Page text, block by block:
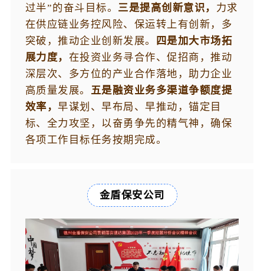
过半”的奋斗目标。 三是提高创新意识， 力求
在供应链业务控风险、保运转上有创新，多
突破，推动企业创新发展。
四是加大市场拓
展力度， 在投资业务寻合作、促招商，推动
深层次、多方位的产业合作落地，助力企业
高质量发展。 五是融资业务多渠道争额度提
效率，早谋划、早布局、早推动，锚定目
标、全力攻坚，以奋勇争先的精气神，确保
各项工作目标任务按期完成。
金盾保安公司